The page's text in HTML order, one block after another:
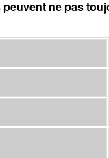
ne pas